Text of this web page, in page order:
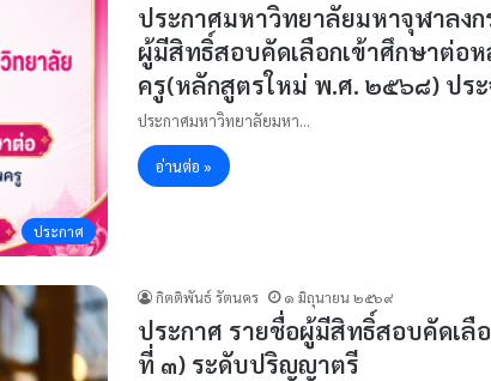
ประกาศ
ประกาศมหาวิทยาลัยมหาจุฬาลง
ผู้มีสิทธิ์สอบคัดเลือกเข้าศึกษาต่
ครู(หลักสูตรใหม่ พ.ศ. ๒๕๖๘) ปร
ประกาศมหาวิทยาลัยมหา…
อ่านต่อ »
กิตติพันธ์ รัตนคร ๑ มิถุนายน ๒๕๖๙
ประกาศ รายชื่อผู้มีสิทธิ์สอบคัดเ
ที่ ๓) ระดับปริญญาตรี